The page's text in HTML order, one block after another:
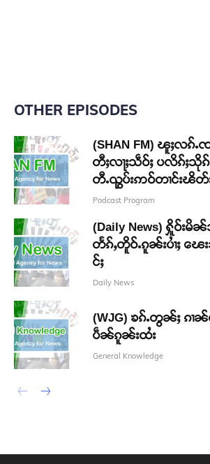
OTHER EPISODES
(SHAN FM) ၽူႈလၵ်
တီႈလႃႈသဵဝ်ႈ ပလိၵ်ႈသိုၵ်
တီႉၺွပ်းဢဝ်တၢင်းၽိတ်
Podcast Program
(Daily News) ႁိူဝ်းမိၼ်
တႅၵ်ႇတိူဝ်ႉၵူၼ်းပၢႆႈ ၽေ
င်ႈ
Daily News
(WJG) ၶၵ်ႉတွၼ်ႈ ၵၢ
ပဵၼ်ၵူၼ်းထႆး
General Knowledge